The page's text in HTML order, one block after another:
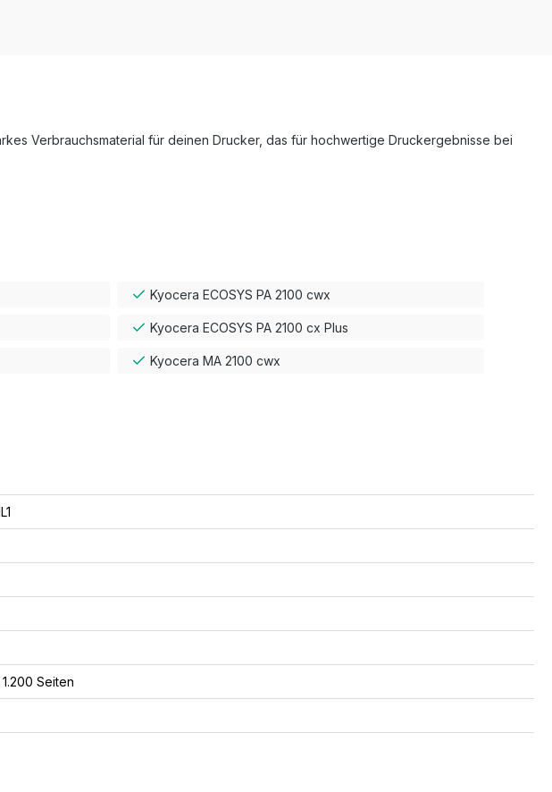
Verbrauchsmaterial für deinen Drucker, das für hochwertige Druckergebnisse bei
Kyocera ECOSYS PA 2100 cwx
Kyocera ECOSYS PA 2100 cx Plus
Kyocera MA 2100 cwx
Seiten